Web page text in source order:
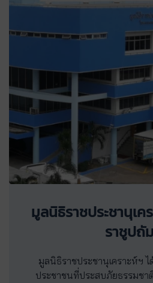
มูลนิธิราชประชานุเค
ราชูปถั
มูลนิธิราชประชานุเคราะห์ฯ ไ
ประชาชนที่ประสบภัยธรรมชา